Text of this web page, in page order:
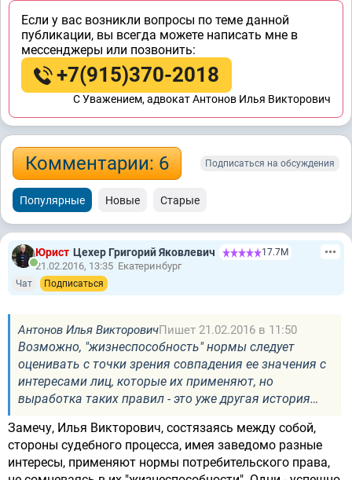
Если у вас возникли вопросы по теме данной
публикации, вы всегда можете написать мне в
мессенджеры или позвонить:
+7(915)370-2018
C Уважением, адвокат Антонов Илья Викторович
Комментарии: 6 Подписаться на обсуждения
Популярные Новые Старые
Юрист Цехер Григорий Яковлевич 17.7М
21.02.2016, 13:35 Екатеринбург
Чат Подписаться
Антонов Илья ВикторовичПишет 21.02.2016 в 11:50
Возможно, "жизнеспособность" нормы следует
оценивать с точки зрения совпадения ее значения с
интересами лиц, которые их применяют, но
выработка таких правил - это уже другая история…
Замечу, Илья Викторович, состязаясь между собой,
стороны судебного процесса, имея заведомо разные
интересы, применяют нормы потребительского права,